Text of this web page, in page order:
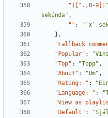
"([^.,0-
sekúnda" ,
"" :
"`x`
},
"Fallback
"Popular" :
"Top" : "Topp" ,
"About" : "Um" ,
"Rating: " :
"Language: " :
"View as
"Default" :